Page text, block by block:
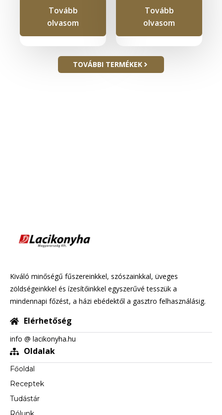
Tovább
olvasom
Tovább
olvasom
TOVÁBBI TERMÉKEK
Kiváló minőségű fűszereinkkel, szószainkkal, üveges
zöldségeinkkel és ízesítőinkkel egyszerűvé tesszük a
mindennapi főzést, a házi ebédektől a gasztro felhasználásig.
Elérhetőség
info @ lacikonyha.hu
Oldalak
Főoldal
Receptek
Tudástár